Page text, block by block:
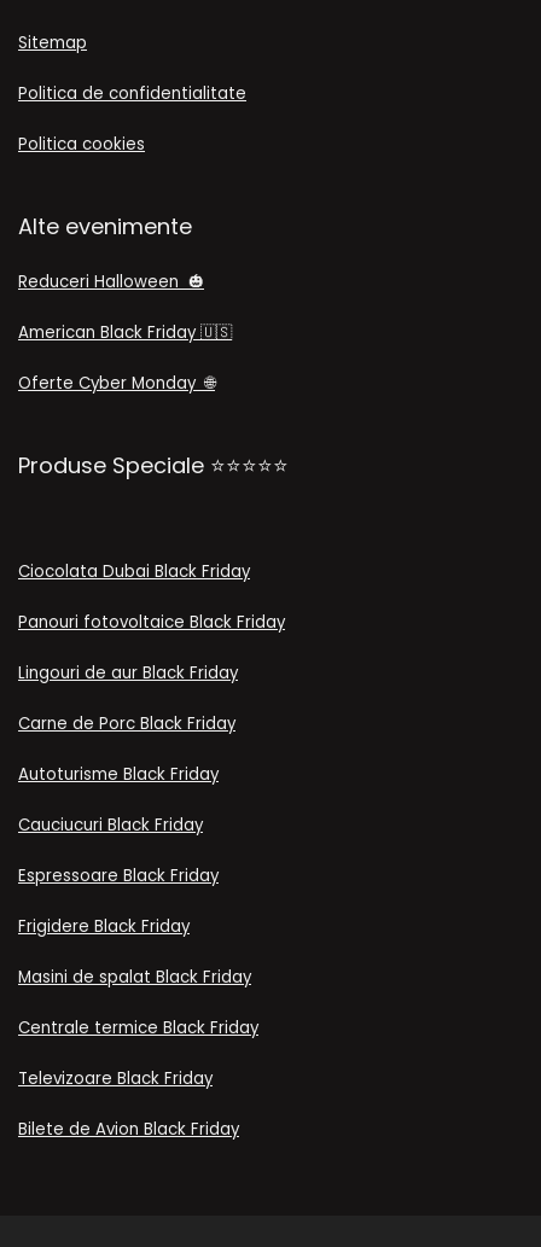
Sitemap
Politica de confidentialitate
Politica cookies
Alte evenimente
Reduceri Halloween 🎃
American Black Friday🇺🇸
Oferte Cyber Monday🌐
Produse Speciale ⭐⭐⭐⭐⭐
Ciocolata Dubai Black Friday
Panouri fotovoltaice Black Friday
Lingouri de aur Black Friday
Carne de Porc Black Friday
Autoturisme Black Friday
Cauciucuri Black Friday
Espressoare Black Friday
Frigidere Black Friday
Masini de spalat Black Friday
Centrale termice Black Friday
Televizoare Black Friday
Bilete de Avion Black Friday